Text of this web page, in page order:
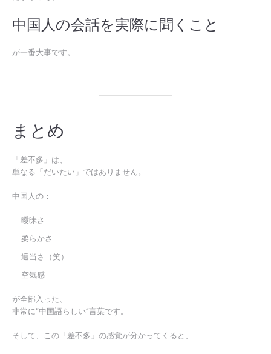
中国人の会話を実際に聞くこと
が一番大事です。
まとめ
「差不多」は、
単なる「だいたい」ではありません。
中国人の：
曖昧さ
柔らかさ
適当さ（笑）
空気感
が全部入った、
非常に“中国語らしい”言葉です。
そして、この「差不多」の感覚が分かってくると、